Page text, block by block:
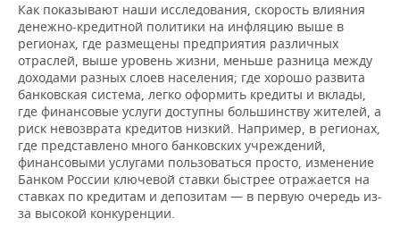
Как показывают наши исследования, скорость влияния
денежно-кредитной политики на инфляцию выше в
регионах, где размещены предприятия различных
отраслей, выше уровень жизни, меньше разница между
доходами разных слоев населения; где хорошо развита
банковская система, легко оформить кредиты и вклады,
где финансовые услуги доступны большинству жителей, а
риск невозврата кредитов низкий. Например, в регионах,
где представлено много банковских учреждений,
финансовыми услугами пользоваться просто, изменение
Банком России ключевой ставки быстрее отражается на
ставках по кредитам и депозитам — в первую очередь из-
за высокой конкуренции.